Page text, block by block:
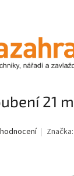
21
Značka: